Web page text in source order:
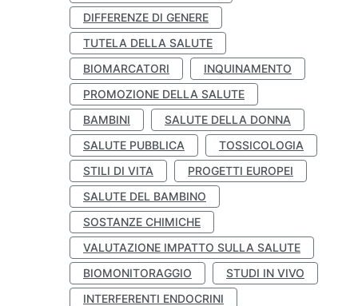
DIFFERENZE DI GENERE
TUTELA DELLA SALUTE
BIOMARCATORI
INQUINAMENTO
PROMOZIONE DELLA SALUTE
BAMBINI
SALUTE DELLA DONNA
SALUTE PUBBLICA
TOSSICOLOGIA
STILI DI VITA
PROGETTI EUROPEI
SALUTE DEL BAMBINO
SOSTANZE CHIMICHE
VALUTAZIONE IMPATTO SULLA SALUTE
BIOMONITORAGGIO
STUDI IN VIVO
INTERFERENTI ENDOCRINI